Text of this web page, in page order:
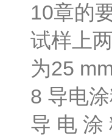
10章的
试样上
为25
8 导电
导 电 涂